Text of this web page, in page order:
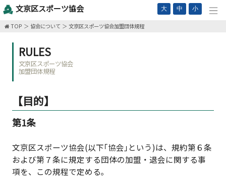
文京区スポーツ協会 大 中 小
TOP 協会について 文京区スポーツ協会加盟団体規程
RULES
文京区スポーツ協会
加盟団体規程
【目的】
第1条
文京区スポーツ協会(以下｢協会｣という)は、規約第６条
および第７条に規定する団体の加盟・退会に関する事
項を、この規程で定める｡